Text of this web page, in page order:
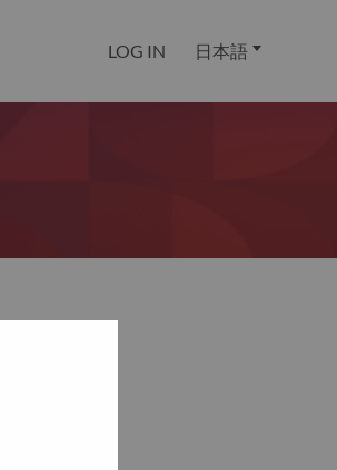
LOG IN 日本語